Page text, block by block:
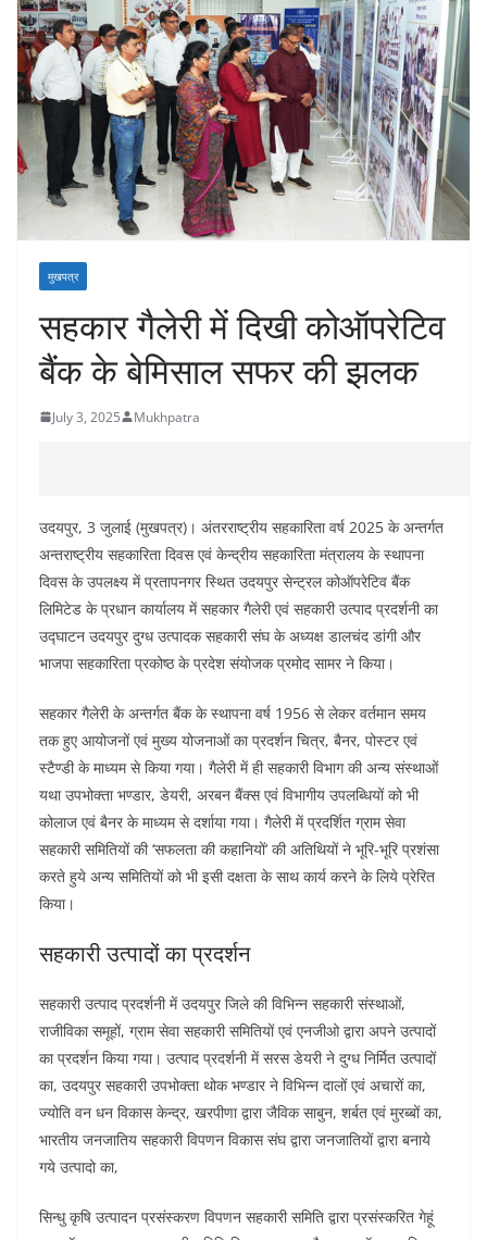
मुखपत्र
सहकार गैलेरी में दिखी कोऑपरेटिव
बैंक के बेमिसाल सफर की झलक
July 3, 2025 Mukhpatra
उदयपुर, 3 जुलाई (मुखपत्र)। अंतरराष्ट्रीय सहकारिता वर्ष 2025 के अन्तर्गत
अन्तराष्ट्रीय सहकारिता दिवस एवं केन्द्रीय सहकारिता मंत्रालय के स्थापना
दिवस के उपलक्ष्य में प्रतापनगर स्थित उदयपुर सेन्ट्रल कोऑपरेटिव बैंक
लिमिटेड के प्रधान कार्यालय में सहकार गैलेरी एवं सहकारी उत्पाद प्रदर्शनी का
उद्घाटन उदयपुर दुग्ध उत्पादक सहकारी संघ के अध्यक्ष डालचंद डांगी और
भाजपा सहकारिता प्रकोष्ठ के प्रदेश संयोजक प्रमोद सामर ने किया।
सहकार गैलेरी के अन्तर्गत बैंक के स्थापना वर्ष 1956 से लेकर वर्तमान समय
तक हुए आयोजनों एवं मुख्य योजनाओं का प्रदर्शन चित्र, बैनर, पोस्टर एवं
स्टैण्डी के माध्यम से किया गया। गैलेरी में ही सहकारी विभाग की अन्य संस्थाओं
यथा उपभोक्ता भण्डार, डेयरी, अरबन बैंक्स एवं विभागीय उपलब्धियों को भी
कोलाज एवं बैनर के माध्यम से दर्शाया गया। गैलेरी में प्रदर्शित ग्राम सेवा
सहकारी समितियों की ‘सफलता की कहानियों‘ की अतिथियों ने भूरि-भूरि प्रशंसा
करते हुये अन्य समितियों को भी इसी दक्षता के साथ कार्य करने के लिये प्रेरित
किया।
सहकारी उत्पादों का प्रदर्शन
सहकारी उत्पाद प्रदर्शनी में उदयपुर जिले की विभिन्न सहकारी संस्थाओं,
राजीविका समूहों, ग्राम सेवा सहकारी समितियों एवं एनजीओ द्वारा अपने उत्पादों
का प्रदर्शन किया गया। उत्पाद प्रदर्शनी में सरस डेयरी ने दुग्ध निर्मित उत्पादों
का, उदयपुर सहकारी उपभोक्ता थोक भण्डार ने विभिन्न दालों एवं अचारों का,
ज्योति वन धन विकास केन्द्र, खरपीणा द्वारा जैविक साबुन, शर्बत एवं मुरब्बों का,
भारतीय जनजातिय सहकारी विपणन विकास संघ द्वारा जनजातियों द्वारा बनाये
गये उत्पादो का,
सिन्धु कृषि उत्पादन प्रसंस्करण विपणन सहकारी समिति द्वारा प्रसंस्करित गेहूं